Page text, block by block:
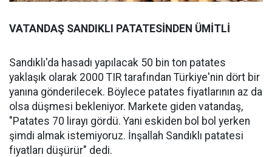
VATANDAŞ SANDIKLI PATATESİNDEN ÜMİTLİ
Sandıklı'da hasadı yapılacak 50 bin ton patates
yaklaşık olarak 2000 TIR tarafından Türkiye'nin dört bir
yanına gönderilecek. Böylece patates fiyatlarının az da
olsa düşmesi bekleniyor. Markete giden vatandaş,
"Patates 70 lirayı gördü. Yani eskiden bol bol yerken
şimdi almak istemiyoruz. İnşallah Sandıklı patatesi
fiyatları düşürür" dedi.